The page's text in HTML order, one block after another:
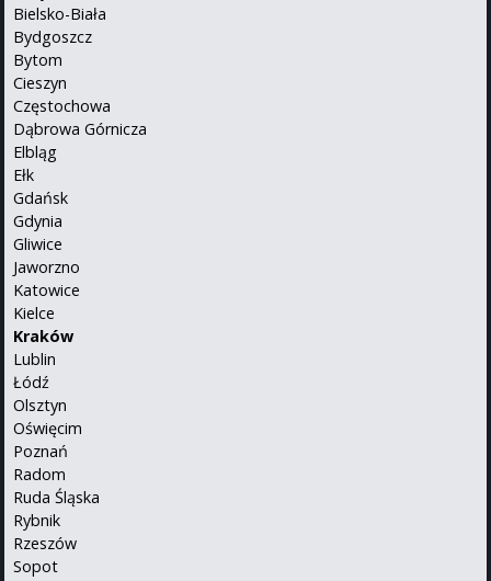
Bielsko-Biała
Bydgoszcz
Bytom
Cieszyn
Częstochowa
Dąbrowa Górnicza
Elbląg
Ełk
Gdańsk
Gdynia
Gliwice
Jaworzno
Katowice
Kielce
Kraków
Lublin
Łódź
Olsztyn
Oświęcim
Poznań
Radom
Ruda Śląska
Rybnik
Rzeszów
Sopot